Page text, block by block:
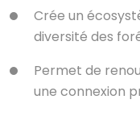
Crée un
diversité des
Permet de
une connexion